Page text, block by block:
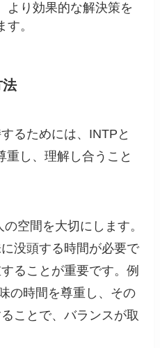
より効果的な解決策を
。
法
るためには、INTPと
重し、理解し合うこと
空間を大切にします。
没頭する時間が必要で
ることが重要です。例
の時間を尊重し、その
ことで、バランスが取